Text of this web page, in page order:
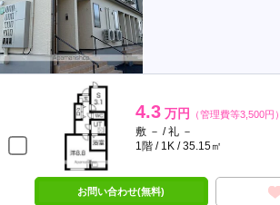
4.3 万円 （管理費等3,500円）
敷 － / 礼 －
1階 / 1K / 35.15㎡
お問い合わせ(無料)